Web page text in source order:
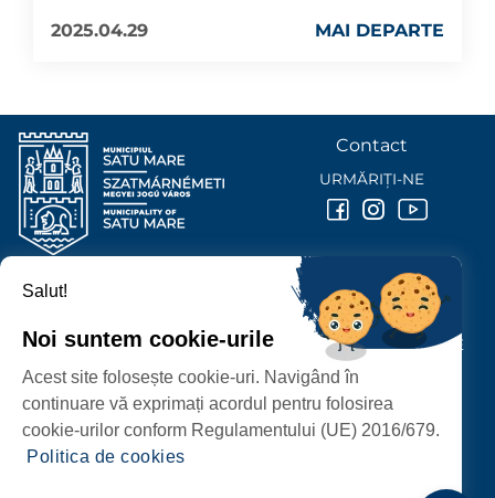
2025.04.29
MAI DEPARTE
PROTECȚIA DATELOR PERSONALE
PRIMĂRIA MUNICIPIULUI
P-ȚA 25 OCTOMBRIE, NR. 1 CORP M, 440026 SATU MARE
Contact
URMĂRIȚI-NE
Salut!
Noi suntem cookie-urile
Acest site folosește cookie-uri. Navigând în
continuare vă exprimați acordul pentru folosirea
cookie-urilor conform Regulamentului (UE) 2016/679.
Politica de cookies